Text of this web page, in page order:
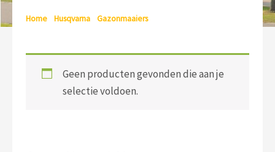
Home Husqvarna Gazonmaaiers/ Husqvarna robotmaaier
Geen producten gevonden die aan je
selectie voldoen.